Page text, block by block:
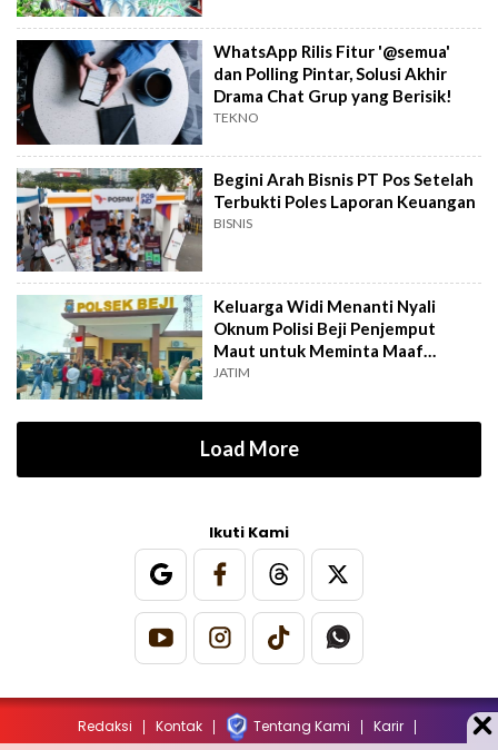
WhatsApp Rilis Fitur '@semua'
dan Polling Pintar, Solusi Akhir
Drama Chat Grup yang Berisik!
TEKNO
Begini Arah Bisnis PT Pos Setelah
Terbukti Poles Laporan Keuangan
BISNIS
Keluarga Widi Menanti Nyali
Oknum Polisi Beji Penjemput
Maut untuk Meminta Maaf
Langsung
JATIM
Load More
Ikuti Kami
Redaksi Kontak Tentang Kami
Karir